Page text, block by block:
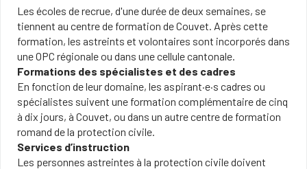
Les écoles de recrue, d'une durée de deux semaines, se
tiennent au centre de formation de Couvet. Après cette
formation, les astreints et volontaires sont incorporés dans
une OPC régionale ou dans une cellule cantonale.
Formations des spécialistes et des cadres
En fonction de leur domaine, les aspirant·e·s cadres ou
spécialistes suivent une formation complémentaire de cinq
à dix jours, à Couvet, ou dans un autre centre de formation
romand de la protection civile.
Services d’instruction
Les personnes astreintes à la protection civile doivent